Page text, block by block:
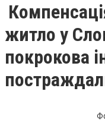
житло у
покрокова